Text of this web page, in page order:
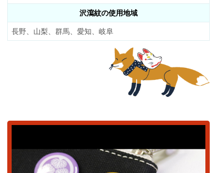
沢瀉紋の使用地域
長野、山梨、群馬、愛知、岐阜